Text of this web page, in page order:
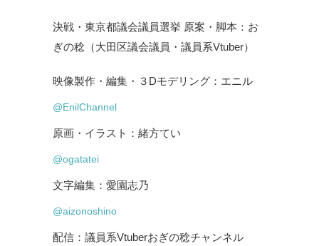
決戦・東京都議会議員選挙 原案・脚本：お
ぎの稔（大田区議会議員・議員系Vtuber）
映像製作・編集・３Dモデリング：エニル
@EnilChannel
原画・イラスト：緒方てい
@ogatatei
文字編集：愛園志乃
@aizonoshino
配信：議員系Vtuberおぎの稔チャンネル